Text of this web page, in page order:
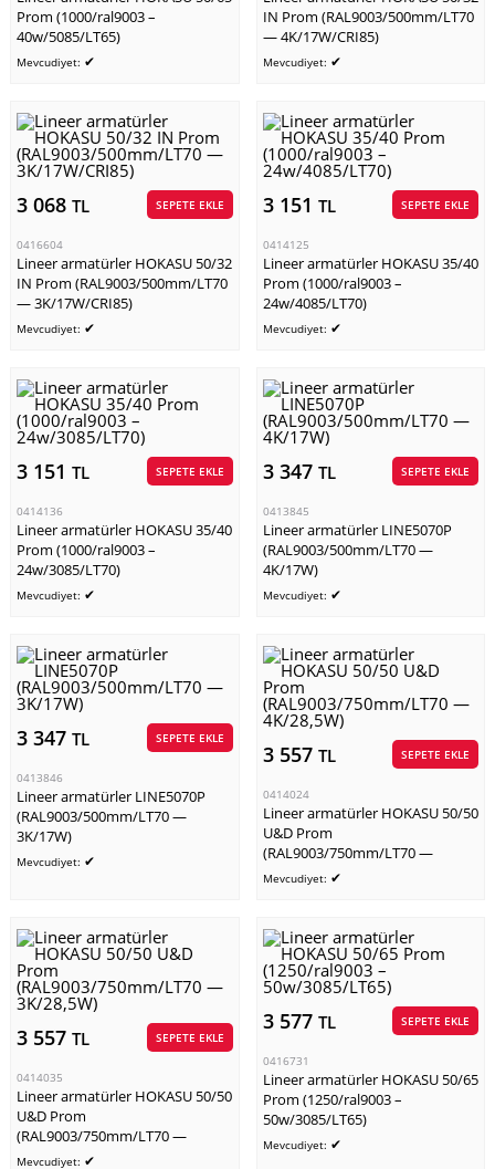
Prom (1000/ral9003 –
40w/5085/LT65)
Mevcudiyet: ✔
IN Prom (RAL9003/500mm/LT70
— 4K/17W/CRI85)
Mevcudiyet: ✔
3 068 TL SEPETE EKLE
0416604
Lineer armatürler HOKASU 50/32
IN Prom (RAL9003/500mm/LT70
— 3K/17W/CRI85)
Mevcudiyet: ✔
3 151 TL SEPETE EKLE
0414125
Lineer armatürler HOKASU 35/40
Prom (1000/ral9003 –
24w/4085/LT70)
Mevcudiyet: ✔
3 151 TL SEPETE EKLE
0414136
Lineer armatürler HOKASU 35/40
Prom (1000/ral9003 –
24w/3085/LT70)
Mevcudiyet: ✔
3 347 TL SEPETE EKLE
0413845
Lineer armatürler LINE5070P
(RAL9003/500mm/LT70 —
4K/17W)
Mevcudiyet: ✔
3 347 TL SEPETE EKLE
0413846
Lineer armatürler LINE5070P
(RAL9003/500mm/LT70 —
3K/17W)
Mevcudiyet: ✔
3 557 TL SEPETE EKLE
0414024
Lineer armatürler HOKASU 50/50
U&D Prom
(RAL9003/750mm/LT70 —
4K/28,5W)
Mevcudiyet: ✔
3 557 TL SEPETE EKLE
0414035
Lineer armatürler HOKASU 50/50
U&D Prom
(RAL9003/750mm/LT70 —
3K/28,5W)
Mevcudiyet: ✔
3 577 TL SEPETE EKLE
0416731
Lineer armatürler HOKASU 50/65
Prom (1250/ral9003 –
50w/3085/LT65)
Mevcudiyet: ✔